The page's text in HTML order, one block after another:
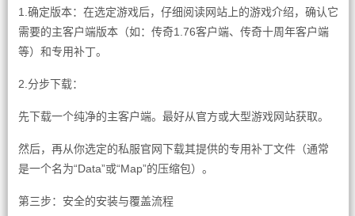
1.确定版本：在选定游戏后，仔细阅读网站上的游戏介绍，确认它
需要的主客户端版本（如：传奇1.76客户端、传奇十周年客户端
等）和专用补丁。
2.分步下载：
先下载一个纯净的主客户端。最好从官方或大型游戏网站获取。
然后，再从你选定的私服官网下载其提供的专用补丁文件（通常
是一个名为“Data”或“Map”的压缩包）。
第三步：安全的安装与覆盖流程